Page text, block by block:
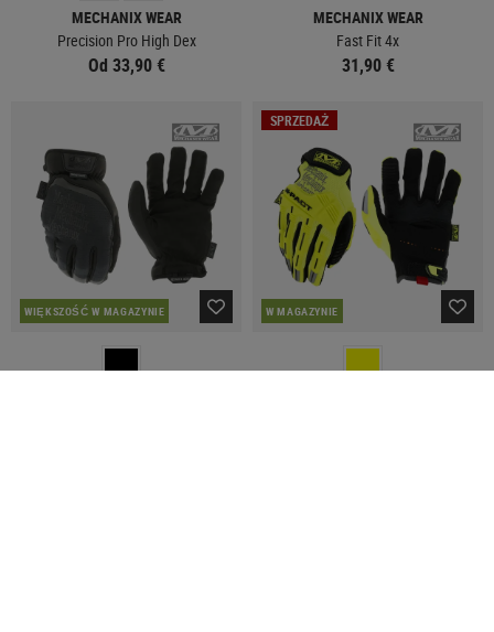
MECHANIX WEAR
Precision Pro High Dex
Od 33,90 €
MECHANIX WEAR
Fast Fit 4x
31,90 €
WIĘKSZOŚĆ W MAGAZYNIE
SPRZEDAŻ
W MAGAZYNIE